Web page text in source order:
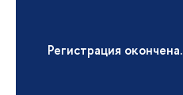
Регистрация окончена.